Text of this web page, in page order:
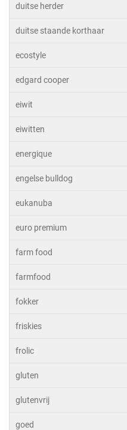
duitse herder
duitse staande korthaar
ecostyle
edgard cooper
eiwit
eiwitten
energique
engelse bulldog
eukanuba
euro premium
farm food
farmfood
fokker
friskies
frolic
gluten
glutenvrij
goed